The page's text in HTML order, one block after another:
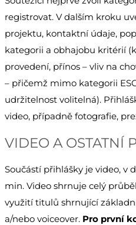
registrovat. V dalším kroku
projektu, kontaktní údaje,
kategorii a obhajobu kritérií
provedení, přínos – vliv na
– přičemž mimo kategorii
udržitelnost volitelná).
video, případně fotografie,
VIDEO A OSTATNÍ
Součástí přihlášky je video, v
min. Video shrnuje celý
využití titulů shrnující
a/nebo voiceover. Pro první